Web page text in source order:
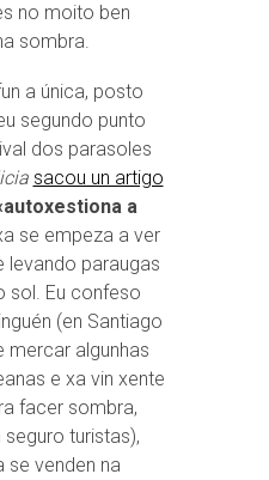
no moito ben
sombra.
a única, posto
segundo punto
dos parasoles
sacou un artigo
a
se empeza a ver
levando paraugas
sol. Eu confeso
(en Santiago
mercar algunhas
e xa vin xente
facer sombra,
turistas),
se venden na